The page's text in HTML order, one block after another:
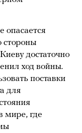
опасается
стороны
достаточно
ход войны.
поставки
для
мире, где